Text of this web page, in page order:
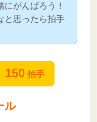
にがんばろう！
と思ったら拍手
150 拍手
ル